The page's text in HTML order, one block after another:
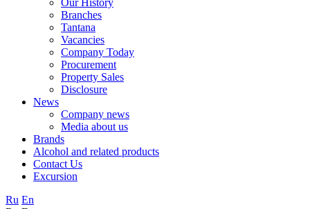
Our History
Branches
Tantana
Vacancies
Company Today
Procurement
Property Sales
Disclosure
News
Company news
Media about us
Brands
Alcohol and related products
Contact Us
Excursion
Ru En